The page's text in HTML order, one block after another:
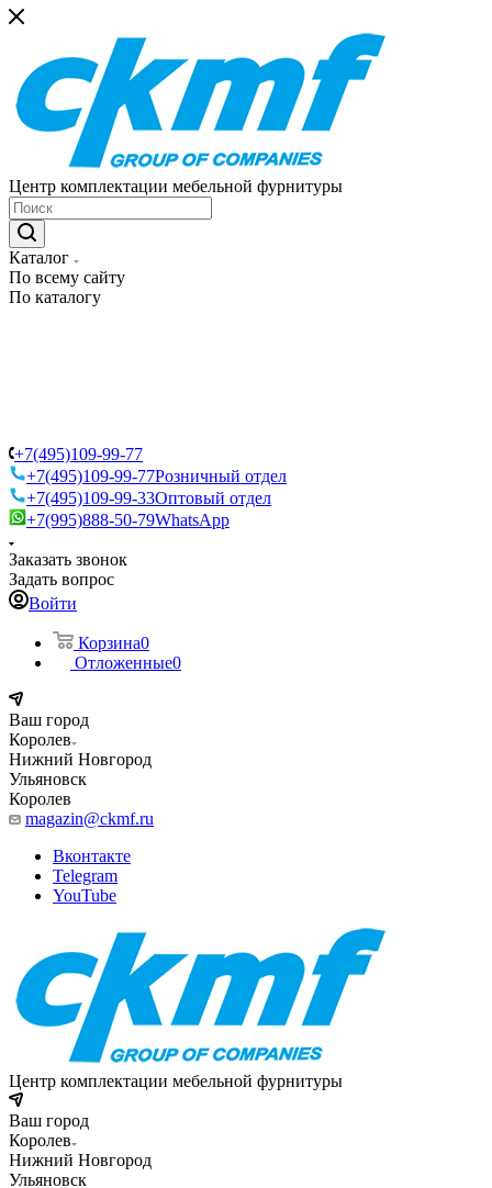
Центр комплектации мебельной фурнитуры
Каталог
По всему сайту
По каталогу
+7(495)109-99-77
+7(495)109-99-77Розничный отдел
+7(495)109-99-33Оптовый отдел
+7(995)888-50-79WhatsApp
Заказать звонок
Задать вопрос
Войти
Корзина0
Отложенные0
Ваш город
Королев
Нижний Новгород
Ульяновск
Королев
magazin@ckmf.ru
Вконтакте
Telegram
YouTube
Центр комплектации мебельной фурнитуры
Ваш город
Королев
Нижний Новгород
Ульяновск